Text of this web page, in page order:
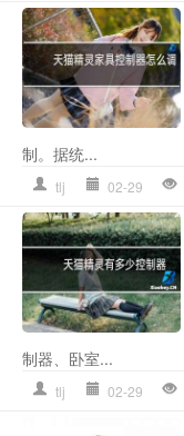
制。据统...
tlj 02-29
制器、卧室...
tlj 02-29